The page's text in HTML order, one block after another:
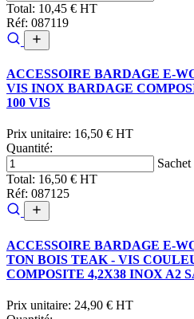
Total: 10,45 € HT
Réf: 087119
ACCESSOIRE BARDAGE E-
VIS INOX BARDAGE
100 VIS
Prix unitaire: 16,50 € HT
Quantité:
Sachet
Total: 16,50 € HT
Réf: 087125
ACCESSOIRE BARDAGE E-
TON BOIS TEAK - VIS
COMPOSITE 4,2X38 INOX A2
Prix unitaire: 24,90 € HT